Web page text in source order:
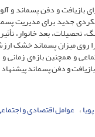
بازیافت و دفن پسماند و
جدید برای مدیریت
بعد خانوار،
میزان پسماند خشک
و همچنین بازه‌ی زمانی
و دفن پسماند
عوامل اقتصادی و